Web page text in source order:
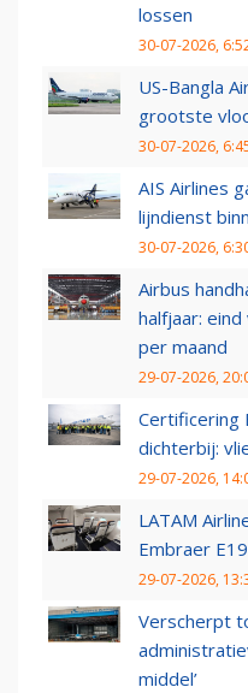
lossen
30-07-2026,
US-Bangla
grootste
30-07-2026,
AIS Airlines
lijndienst
30-07-2026,
Airbus
halfjaar:
per maand
29-07-2026,
Certificering
dichterbij:
29-07-2026,
LATAM
Embraer
29-07-2026,
Verscherpt
middel’